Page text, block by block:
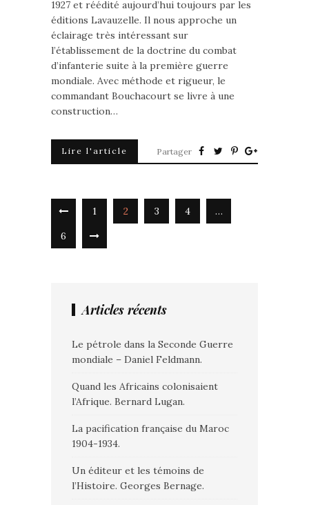
1927 et réédité aujourd’hui toujours par les
éditions Lavauzelle. Il nous approche un
éclairage très intéressant sur
l’établissement de la doctrine du combat
d’infanterie suite à la première guerre
mondiale. Avec méthode et rigueur, le
commandant Bouchacourt se livre à une
construction…
Lire l'article Partager
1 2 3 4
…
6
Articles récents
Le pétrole dans la Seconde Guerre
mondiale – Daniel Feldmann.
Quand les Africains colonisaient
l’Afrique. Bernard Lugan.
La pacification française du Maroc
1904-1934.
Un éditeur et les témoins de
l’Histoire. Georges Bernage.